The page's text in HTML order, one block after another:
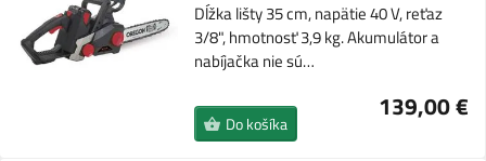
Dĺžka lišty 35 cm, napätie 40 V, reťaz
3/8", hmotnosť 3,9 kg. Akumulátor a
nabíjačka nie sú…
139,00 €
Do košíka